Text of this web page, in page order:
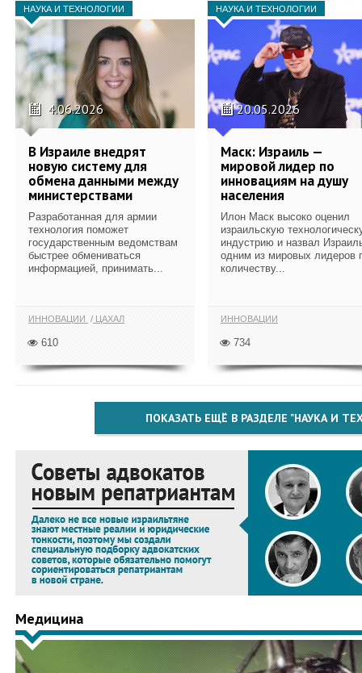
НАУКА И ТЕХНОЛОГИИ
4.06.2026
В Израиле внедрят
новую систему для
обмена данными между
министерствами
Разработанная для армии
технология поможет
государственным ведомствам
быстрее обмениваться
информацией, принимать...
ИННОВАЦИИ ЦАХАЛ
610
НАУКА И ТЕХНОЛОГИИ
20.05.2026
Маск: Израиль —
мировой лидер по
инновациям на душу
населения
Илон Маск высоко оценил
израильскую
индустрию и назвал
одним из мировых лидеров
количеству...
ИННОВАЦИИ
734
ПОКАЗАТЬ ЕЩЁ В РАЗДЕЛЕ "НАУКА И
Медицина